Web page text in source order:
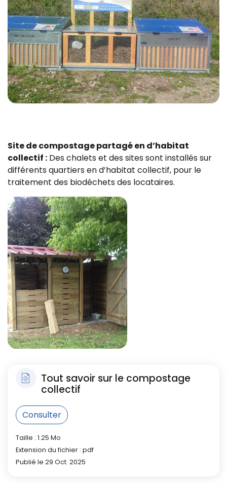
Site de compostage partagé en d’habitat
collectif : Des chalets et des sites sont installés sur
différents quartiers en d’habitat collectif, pour le
traitement des biodéchets des locataires.
Zoom sur l'image
Tout savoir sur le compostage
collectif
Consulter
Taille : 1.25 Mo
Extension du fichier : pdf
Publié le 29 Oct. 2025